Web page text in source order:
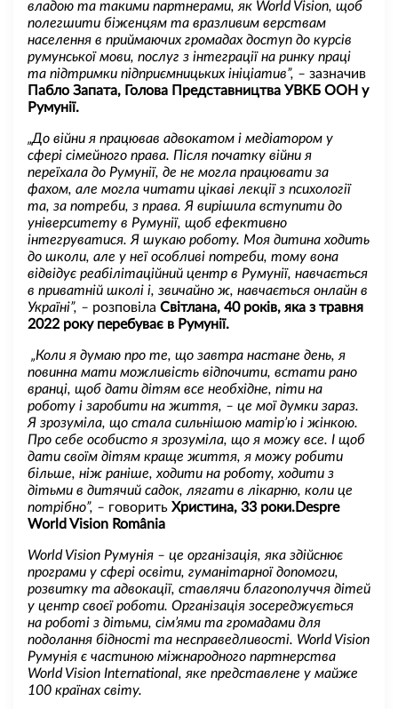
владою та такими партнерами, як World Vision, щоб
полегшити біженцям та вразливим верствам
населення в приймаючих громадах доступ до курсів
румунської мови, послуг з інтеграції на ринку праці
та підтримки підприємницьких ініціатив”, – зазначив
Пабло Запата, Голова Представництва УВКБ ООН у
Румунії.
„До війни я працював адвокатом і медіатором у
сфері сімейного права. Після початку війни я
переїхала до Румунії, де не могла працювати за
фахом, але могла читати цікаві лекції з психології
та, за потреби, з права. Я вирішила вступити до
університету в Румунії, щоб ефективно
інтегруватися. Я шукаю роботу. Моя дитина ходить
до школи, але у неї особливі потреби, тому вона
відвідує реабілітаційний центр в Румунії, навчається
в приватній школі і, звичайно ж, навчається онлайн в
Україні”, – розповіла Світлана, 40 років, яка з травня
2022 року перебуває в Румунії.
„Коли я думаю про те, що завтра настане день, я
повинна мати можливість відпочити, встати рано
вранці, щоб дати дітям все необхідне, піти на
роботу і заробити на життя, – це мої думки зараз.
Я зрозуміла, що стала сильнішою матір’ю і жінкою.
Про себе особисто я зрозуміла, що я можу все. І щоб
дати своїм дітям краще життя, я можу робити
більше, ніж раніше, ходити на роботу, ходити з
дітьми в дитячий садок, лягати в лікарню, коли це
потрібно”, – говорить Христина, 33 роки.Despre
World Vision România
World Vision Румунія – це організація, яка здійснює
програми у сфері освіти, гуманітарної допомоги,
розвитку та адвокації, ставлячи благополуччя дітей
у центр своєї роботи. Організація зосереджується
на роботі з дітьми, сім’ями та громадами для
подолання бідності та несправедливості. World Vision
Румунія є частиною міжнародного партнерства
World Vision International, яке представлене у майже
100 країнах світу.